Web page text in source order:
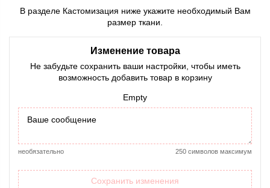
В разделе Кастомизация ниже укажите необходимый Вам
размер ткани.
Изменение товара
Не забудьте сохранить ваши настройки, чтобы иметь
возможность добавить товар в корзину
Empty
необязательно 250 символов максимум
Сохранить изменения